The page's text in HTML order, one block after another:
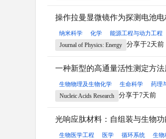
操作拉曼显微镜作为探测电池
纳米科学 化学 能源工程与动力工程
Journal of Physics: Energy
分享于2天前
一种新型的高通量活性测定方
生物物理及生物化学 生命科学 药理
Nucleic Acids Research
分享于7天前
光响应肽材料：自组装与生物功
生物医学工程 医学 循环系统 生物